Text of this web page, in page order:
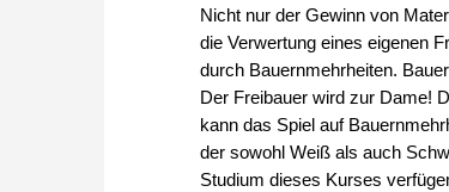
Nicht nur der Gewinn von
die Verwertung eines eigenen
durch Bauernmehrheiten.
Der Freibauer wird zur Dame!
kann das Spiel auf
der sowohl Weiß als auch
Studium dieses Kurses